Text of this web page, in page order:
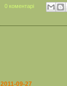
0 коментарі
2011-09-27